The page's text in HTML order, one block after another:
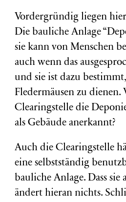
Vordergründig liegen
Die bauliche Anlage
sie kann von Menschen
auch wenn das
und sie ist dazu
Fledermäusen zu dienen.
Clearingstelle die
als Gebäude anerkannt?
Auch die Clearingstelle
eine selbstständig
bauliche Anlage. Dass sie
ändert hieran nichts.